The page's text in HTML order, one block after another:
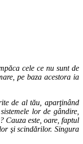
cele ce nu sunt de
pe baza acestora ia
de al tău, aparţinând
lor de gândire,
Cauza este, oare, faptul
şi scindărilor. Singura